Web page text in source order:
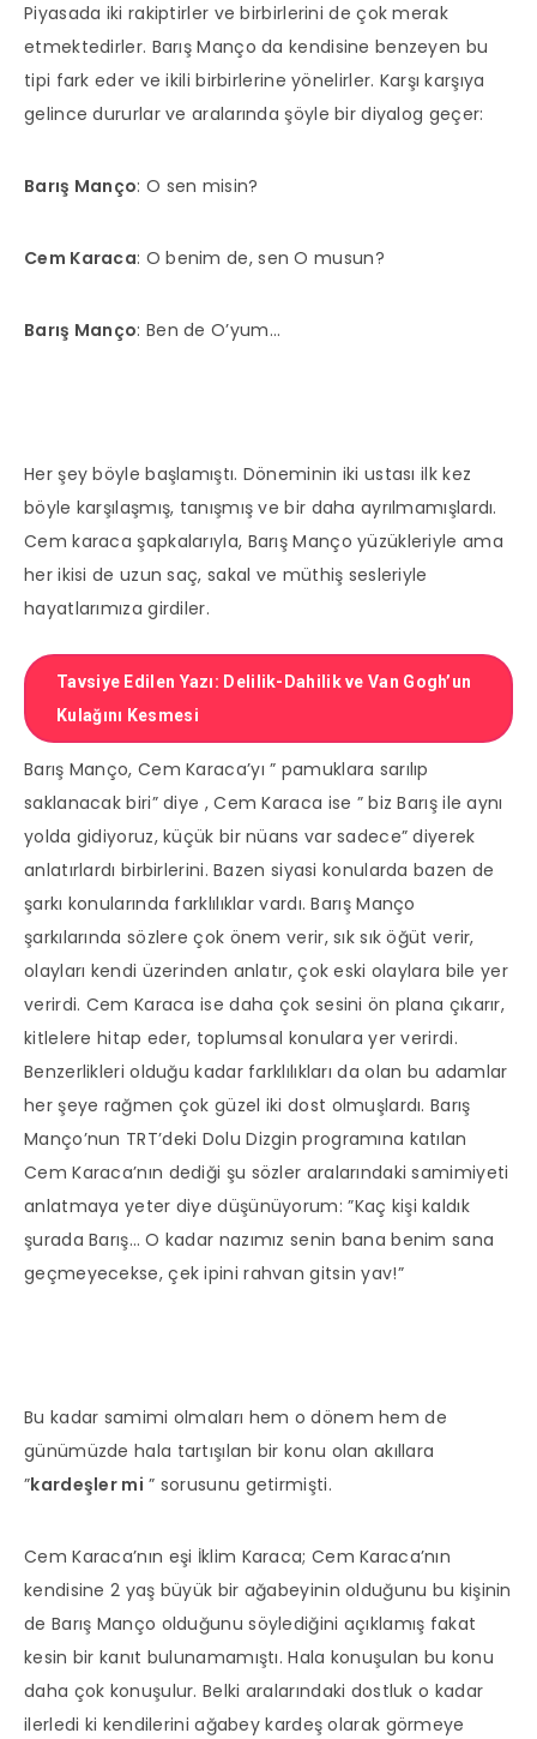
Piyasada iki rakiptirler ve birbirlerini de çok merak
etmektedirler. Barış Manço da kendisine benzeyen bu
tipi fark eder ve ikili birbirlerine yönelirler. Karşı karşıya
gelince dururlar ve aralarında şöyle bir diyalog geçer:
Barış Manço: O sen misin?
Cem Karaca: O benim de, sen O musun?
Barış Manço: Ben de O’yum…
Her şey böyle başlamıştı. Döneminin iki ustası ilk kez
böyle karşılaşmış, tanışmış ve bir daha ayrılmamışlardı.
Cem karaca şapkalarıyla, Barış Manço yüzükleriyle ama
her ikisi de uzun saç, sakal ve müthiş sesleriyle
hayatlarımıza girdiler.
Tavsiye Edilen Yazı: Delilik-Dahilik ve Van Gogh’un
Kulağını Kesmesi
Barış Manço, Cem Karaca’yı ” pamuklara sarılıp
saklanacak biri” diye , Cem Karaca ise ” biz Barış ile aynı
yolda gidiyoruz, küçük bir nüans var sadece” diyerek
anlatırlardı birbirlerini. Bazen siyasi konularda bazen de
şarkı konularında farklılıklar vardı. Barış Manço
şarkılarında sözlere çok önem verir, sık sık öğüt verir,
olayları kendi üzerinden anlatır, çok eski olaylara bile yer
verirdi. Cem Karaca ise daha çok sesini ön plana çıkarır,
kitlelere hitap eder, toplumsal konulara yer verirdi.
Benzerlikleri olduğu kadar farklılıkları da olan bu adamlar
her şeye rağmen çok güzel iki dost olmuşlardı. Barış
Manço’nun TRT’deki Dolu Dizgin programına katılan
Cem Karaca’nın dediği şu sözler aralarındaki samimiyeti
anlatmaya yeter diye düşünüyorum: ”Kaç kişi kaldık
şurada Barış… O kadar nazımız senin bana benim sana
geçmeyecekse, çek ipini rahvan gitsin yav!”
Bu kadar samimi olmaları hem o dönem hem de
günümüzde hala tartışılan bir konu olan akıllara
”kardeşler mi ” sorusunu getirmişti.
Cem Karaca’nın eşi İklim Karaca; Cem Karaca’nın
kendisine 2 yaş büyük bir ağabeyinin olduğunu bu kişinin
de Barış Manço olduğunu söylediğini açıklamış fakat
kesin bir kanıt bulunamamıştı. Hala konuşulan bu konu
daha çok konuşulur. Belki aralarındaki dostluk o kadar
ilerledi ki kendilerini ağabey kardeş olarak görmeye